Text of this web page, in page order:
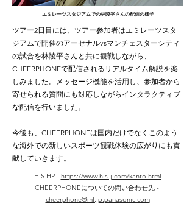
エミレーツスタジアムでの林陵平さんの配信の様子
ツアー2日目には、ツアー参加者はエミレーツスタ
ジアムで開催のアーセナルvsマンチェスターシティ
の試合を林陵平さんと共に観戦しながら、
CHEERPHONEで配信されるリアルタイム解説を楽
しみました。メッセージ機能を活用し、参加者から
寄せられる質問にも対応しながらインタラクティブ
な配信を行いました。
今後も、CHEERPHONEは国内だけでなくこのよう
な海外での新しいスポーツ観戦体験の広がりにも貢
献していきます。
HIS HP - https://www.his-j.com/kanto.html
CHEERPHONEについての問い合わせ先 -
cheerphone@ml.jp.panasonic.com